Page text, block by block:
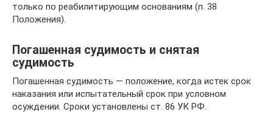
только по реабилитирующим основаниям (п. 38
Положения).
Погашенная судимость и снятая
судимость
Погашенная судимость — положение, когда истек срок
наказания или испытательный срок при условном
осуждении. Сроки установлены ст. 86 УК РФ.